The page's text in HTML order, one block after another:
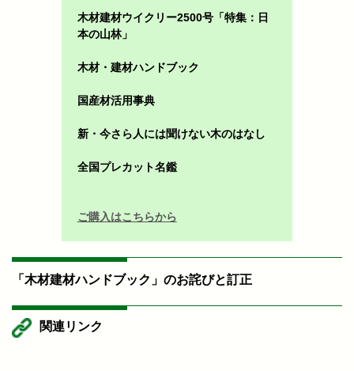
木材建材ウイクリー2500号「特集：日
本の山林」
木材・建材ハンドブック
国産材活用事典
新・今さら人には聞けない木のはなし
全国プレカット名鑑
ご購入はこちらから
「木材建材ハンドブック」のお詫びと訂正
関連リンク